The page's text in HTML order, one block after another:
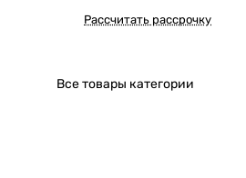
Рассчитать рассрочку
Все товары категории